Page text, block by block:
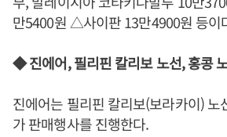
만5400원 △사이판 13만4900원 등이
◆ 진에어, 필리핀 칼리보 노선, 홍콩
진에어는 필리핀 칼리보(보라카이) 노
가 판매행사를 진행한다.